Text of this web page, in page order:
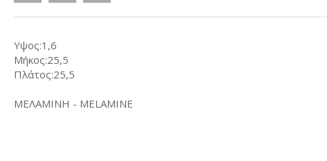
Υψος:1,6
Μήκος:25,5
Πλάτος:25,5
ΜΕΛΑΜΙΝΗ - MELAMINE